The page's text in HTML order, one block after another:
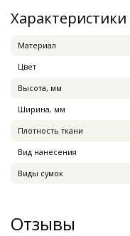
Характеристики
Материал
Цвет
Высота, мм
Ширина, мм
Плотность ткани
Вид нанесения
Виды сумок
Отзывы